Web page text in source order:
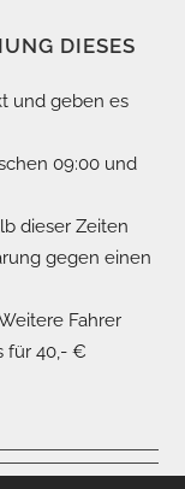
DIESES
und geben es
09:00 und
dieser Zeiten
gegen einen
Fahrer
für 40,- €